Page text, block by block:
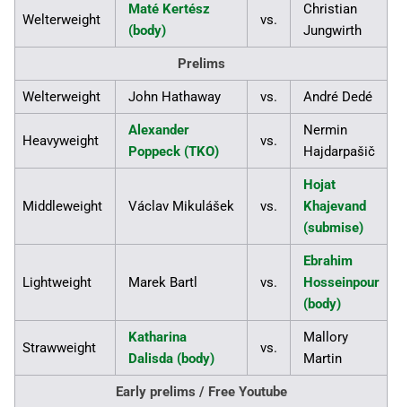
Welterweight
Maté Kertész
(body)
vs.
Christian
Jungwirth
Prelims
Welterweight John Hathaway vs. André Dedé
Heavyweight
Alexander
Poppeck (TKO)
vs.
Nermin
Hajdarpašič
Middleweight Václav Mikulášek vs.
Hojat
Khajevand
(submise)
Lightweight Marek Bartl vs.
Ebrahim
Hosseinpour
(body)
Strawweight
Katharina
Dalisda (body)
vs.
Mallory
Martin
Early prelims / Free Youtube